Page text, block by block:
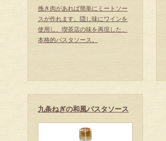
挽き肉があれば簡単にミートソー
スが作れます。隠し味にワインを
使用し、喫茶店の味を再現した、
本格的パスタソース。
九条ねぎの和風パスタソース